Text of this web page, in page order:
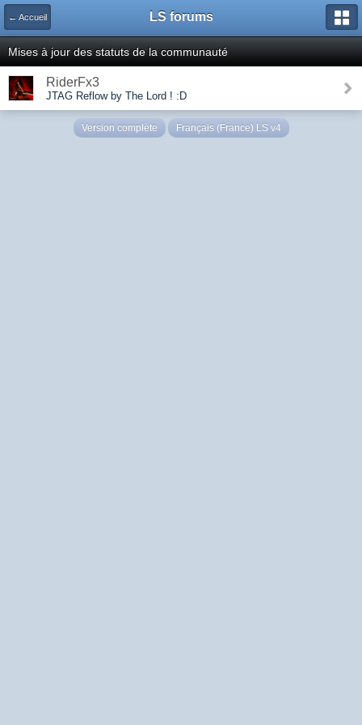
← Accueil LS forums
Mises à jour des statuts de la communauté
RiderFx3
JTAG Reflow by The Lord ! :D
Version complète Français (France) LS v4